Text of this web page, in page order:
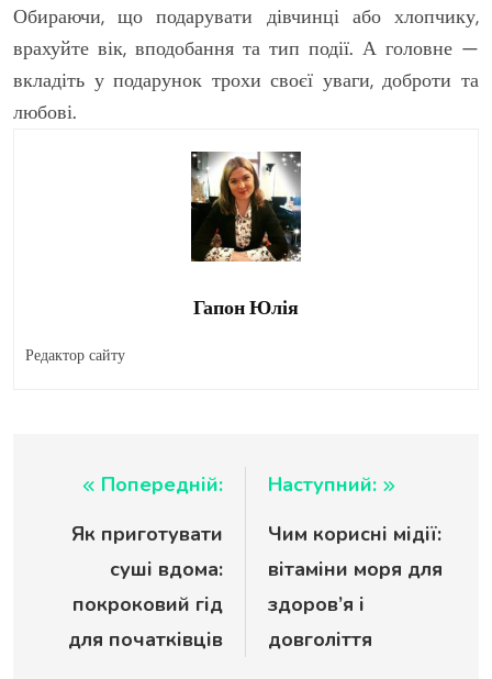
Обираючи, що подарувати дівчинці або хлопчику,
врахуйте вік, вподобання та тип події. А головне —
вкладіть у подарунок трохи своєї уваги, доброти та
любові.
Гапон Юлія
Редактор сайту
Навігація
записів
Попередній:
Як приготувати
суші вдома:
покроковий гід
для початківців
Наступний:
Чим корисні мідії:
вітаміни моря для
здоров’я і
довголіття